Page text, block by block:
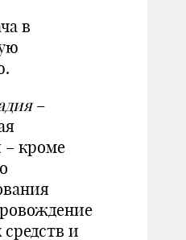
в
–
– кроме
и